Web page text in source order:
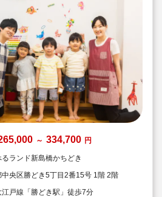
～ 334,700 円
ランド新島橋かちどき
東京都中央区勝どき5丁目2番15号 1階 2階
江戸線「勝どき駅」徒歩7分